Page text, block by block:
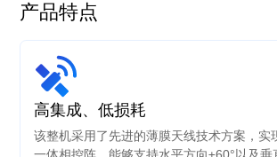
产品特点
高集成、低损耗
该整机采用了先进的薄膜天线技术方案，实